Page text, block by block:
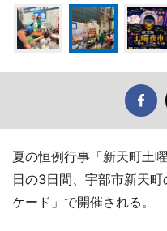
夏の恒例行事「新天町土
日の3日間、宇部市新天
ケード」で開催される。